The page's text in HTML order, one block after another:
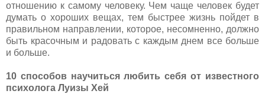
отношению к самому человеку. Чем чаще человек будет
думать о хороших вещах, тем быстрее жизнь пойдет в
правильном направлении, которое, несомненно, должно
быть красочным и радовать с каждым днем все больше
и больше.
10 способов научиться любить себя от известного
психолога Луизы Хей